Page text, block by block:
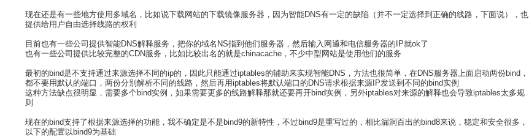
现在还是有一些地方使用多域名，比如说下载网站的下载镜像服务器，因为智能DNS有一定的缺陷（并不一定选择到正确的线路，下面说），也
提供给用户自由选择线路的权利
目前也有一些公司提供智能DNS解释服务，把你的域名NS指到他们服务器，然后输入网通和电信服务器的IP就ok了
也有一些公司提供比较完整的CDN服务，比如比较出名的就是chinacache，不少中型网站是使用他们的服务
最初的bind是不支持通过来源选择不同的ip的，因此只能通过iptables的辅助来实现智能DNS，方法也很简单，在DNS服务器上面启动两份bind，
都不要用默认的端口，两份分别解析不同的线路，然后再用iptables将默认端口的DNS请求根据来源IP发送到不同的bind实例
这种方法缺点很明显，需要多个bind实例，如果需要更多的线路解释那就还要再开bind实例，另外iptables对来源的解释也会导致iptables太多规
则
现在的bind支持了根据来源选择的功能，我不确定是不是bind9的新特性，不过bind9是重写过的，相比漏洞百出的bind8来说，稳定和安全很多，
以下的配置以bind9为基础